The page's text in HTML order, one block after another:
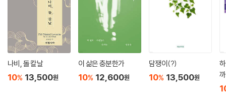
나비, 돌 칼날
10% 13,500원
이 삶은 충분한가
10% 12,600원
담쟁이(?)
10% 13,500원